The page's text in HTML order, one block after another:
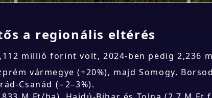
a regionális eltérés
millió forint volt, 2024-ben pedig 2,236
vármegye (+20%), majd Somogy,
Csanád (−2–3%).